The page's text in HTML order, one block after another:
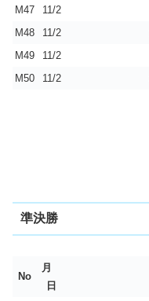
M47 11/2
M48
11/2
M49
11/2
M50
11/2
準決勝
No
月
日